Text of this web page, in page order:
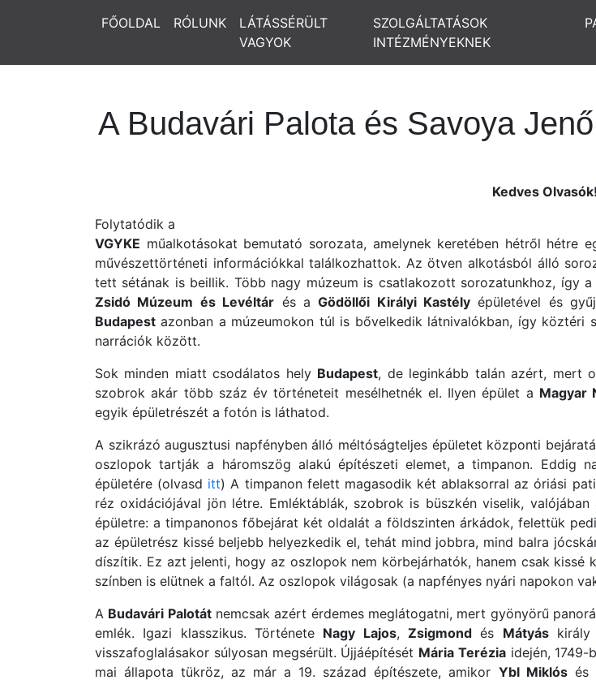
FŐOLDAL RÓLUNK
LÁTÁSSÉRÜLT
VAGYOK
SZOLGÁLTATÁSOK
INTÉZMÉNYEKNEK
A Budavári Palota és Savoya
Kedves Olvasók!
Folytatódik a
VGYKE műalkotásokat bemutató sorozata, amelynek keretében hétről hétre
művészettörténeti információkkal találkozhattok. Az ötven alkotásból álló
tett sétának is beillik. Több nagy múzeum is csatlakozott sorozatunkhoz, így a
Zsidó Múzeum és Levéltár és aGödöllői Királyi Kastély épületével és
Budapest azonban a múzeumokon túl is bővelkedik látnivalókban, így
narrációk között.
Sok minden miatt csodálatos hely Budapest, de leginkább talán azért, mert
szobrok akár több száz év történeteit mesélhetnék el. Ilyen épület a Magyar
egyik épületrészét a fotón is láthatod.
A szikrázó augusztusi napfényben álló méltóságteljes épületet központi
oszlopok tartják a háromszög alakú építészeti elemet, a timpanon. Eddig
épületére (olvasd itt) A timpanon felett magasodik két ablaksorral az óriási
réz oxidációjával jön létre. Emléktáblák, szobrok is büszkén viselik,
épületre: a timpanonos főbejárat két oldalát a földszinten árkádok, felettük
az épületrész kissé beljebb helyezkedik el, tehát mind jobbra, mind balra
díszítik. Ez azt jelenti, hogy az oszlopok nem körbejárhatók, hanem csak kissé
színben is elütnek a faltól. Az oszlopok világosak (a napfényes nyári napokon
A Budavári Palotátnemcsak azért érdemes meglátogatni, mert gyönyörű
emlék. Igazi klasszikus. Története Nagy Lajos,Zsigmond és Mátyáskirály
visszafoglalásakor súlyosan megsérült. Újjáépítését Mária Teréziaidején, 1749-
mai állapota tükröz, az már a 19. század építészete, amikor Ybl Miklósés